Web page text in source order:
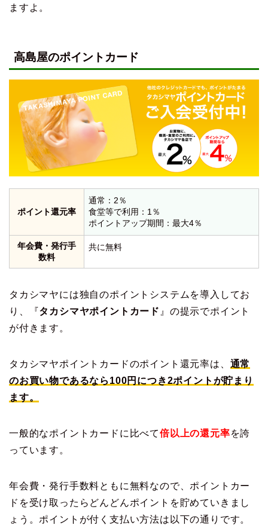
ますよ。
高島屋のポイントカード
ポイント還元率
通常：2％
食堂等で利用：1％
ポイントアップ期間：最大4％
年会費・発行手
数料
共に無料
タカシマヤには独自のポイントシステムを導入してお
り、『タカシマヤポイントカード 』の提示でポイント
が付きます。
タカシマヤポイントカードのポイント還元率は、 通常
のお買い物であるなら100円につき2ポイントが貯まり
ます。
一般的なポイントカードに比べて倍以上の還元率を誇
っています。
年会費・発行手数料ともに無料なので、ポイントカー
ドを受け取ったらどんどんポイントを貯めていきまし
ょう。ポイントが付く支払い方法は以下の通りです。